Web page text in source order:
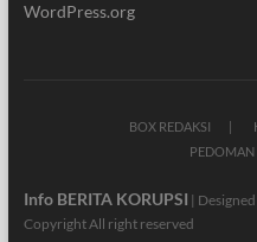
WordPress.org
BOX REDAKSI
PEDOMAN
Info BERITA KORUPSI |
Copyright All right reserved